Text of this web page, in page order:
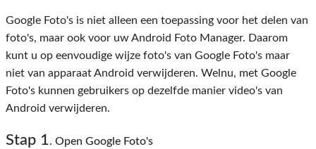
Google Foto's is niet alleen een toepassing voor het delen van
foto's, maar ook voor uw Android Foto Manager. Daarom
kunt u op eenvoudige wijze foto's van Google Foto's maar
niet van apparaat Android verwijderen. Welnu, met Google
Foto's kunnen gebruikers op dezelfde manier video's van
Android verwijderen.
Stap 1. Open Google Foto's